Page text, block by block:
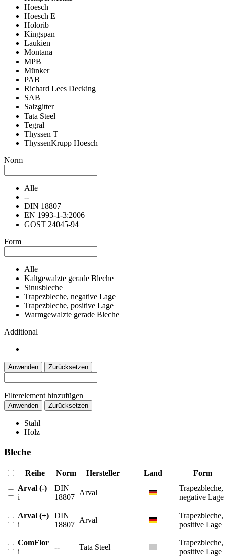
Hoesch
Hoesch E
Holorib
Kingspan
Laukien
Montana
MPB
Münker
PAB
Richard Lees Decking
SAB
Salzgitter
Tata Steel
Tegral
Thyssen T
ThyssenKrupp Hoesch
Norm
Alle
--
DIN 18807
EN 1993-1-3:2006
GOST 24045-94
Form
Alle
Kaltgewalzte gerade Bleche
Sinusbleche
Trapezbleche, negative Lage
Trapezbleche, positive Lage
Warmgewalzte gerade Bleche
Additional
Anwenden Zurücksetzen
Filterelement hinzufügen
Anwenden Zurücksetzen
Stahl
Holz
Bleche
Reihe Norm Hersteller Land
Form
Arval (-)
i
DIN
18807
Arval
Trapezbleche,
negative Lage
Arval (+)
i
DIN
18807
Arval
Trapezbleche,
positive Lage
ComFlor
i
-- Tata Steel
Trapezbleche,
positive Lage